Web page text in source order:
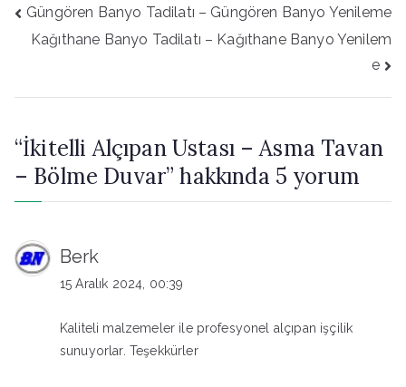
Yazı
gezinmesi
Güngören Banyo Tadilatı – Güngören Banyo Yenileme
Kağıthane Banyo Tadilatı – Kağıthane Banyo Yenilem
e
“İkitelli Alçıpan Ustası – Asma Tavan
– Bölme Duvar” hakkında 5 yorum
Berk
15 Aralık 2024, 00:39
Kaliteli malzemeler ile profesyonel alçıpan işçilik
sunuyorlar. Teşekkürler